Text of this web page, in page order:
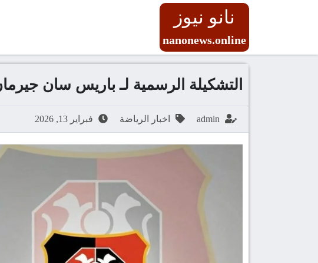
نانو نيوز
nanonews.online
التشكيلة الرسمية لـ باريس سان
admin اخبار الرياضة فبراير 13, 2026